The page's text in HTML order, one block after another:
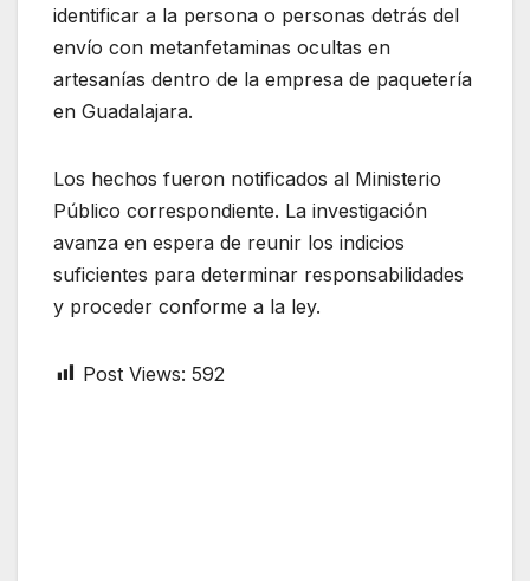
identificar a la persona o personas detrás del
envío con metanfetaminas ocultas en
artesanías dentro de la empresa de paquetería
en Guadalajara.
Los hechos fueron notificados al Ministerio
Público correspondiente. La investigación
avanza en espera de reunir los indicios
suficientes para determinar responsabilidades
y proceder conforme a la ley.
Post Views: 592